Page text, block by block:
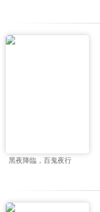
黑夜降臨，百鬼夜行